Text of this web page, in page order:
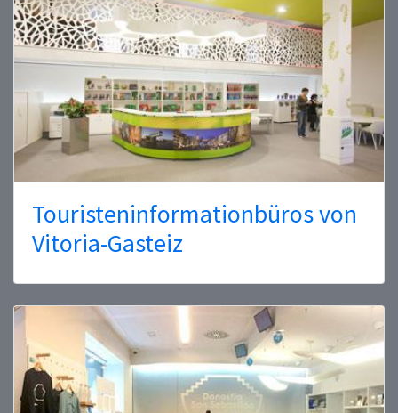
Touristeninformationbüros von
Vitoria-Gasteiz